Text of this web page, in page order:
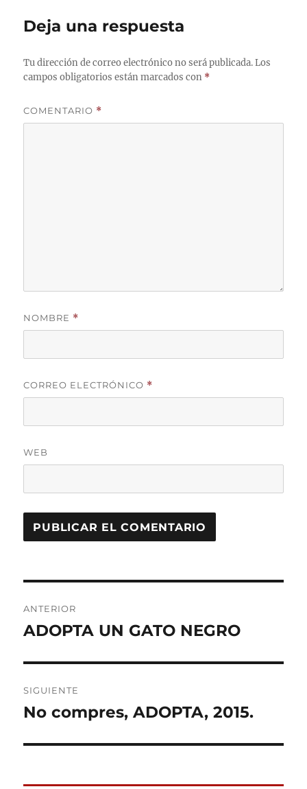
Deja una respuesta
Tu dirección de correo electrónico no será publicada. Los
campos obligatorios están marcados con *
COMENTARIO *
NOMBRE *
CORREO ELECTRÓNICO *
WEB
de
ANTERIOR
Entrada
ADOPTA UN GATO NEGRO
SIGUIENTE
Entrada
No compres, ADOPTA, 2015.